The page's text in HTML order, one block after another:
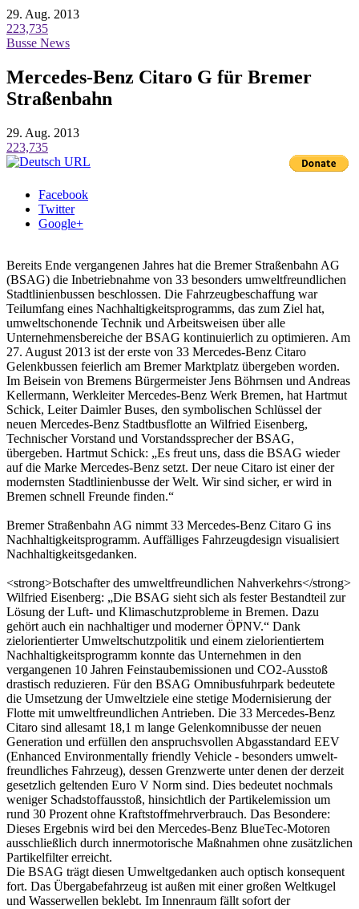
29. Aug. 2013
223,735
Busse News
Mercedes-Benz Citaro G für Bremer
Straßenbahn
29. Aug. 2013
223,735
Facebook
Twitter
Google+
Bereits Ende vergangenen Jahres hat die Bremer Straßenbahn AG
(BSAG) die Inbetriebnahme von 33 besonders umweltfreundlichen
Stadtlinienbussen beschlossen. Die Fahrzeugbeschaffung war
Teilumfang eines Nachhaltig­keitsprogramms, das zum Ziel hat,
umweltschonende Technik und Arbeits­weisen über alle
Unternehmensbereiche der BSAG kontinuierlich zu optimieren. Am
27. August 2013 ist der erste von 33 Mercedes-Benz Citaro
Gelenkbussen feierlich am Bremer Marktplatz übergeben worden.
Im Beisein von Bremens Bürgermeister Jens Böhrnsen und Andreas
Kellermann, Werk­leiter Mercedes-Benz Werk Bremen, hat Hartmut
Schick, Leiter Daimler Buses, den symbolischen Schlüssel der
neuen Mercedes-Benz Stadtbusflotte an Wilfried Eisenberg,
Technischer Vorstand und Vorstandssprecher der BSAG,
übergeben. Hartmut Schick: „Es freut uns, dass die BSAG wieder
auf die Marke Mercedes-Benz setzt. Der neue Citaro ist einer der
modernsten Stadtlinien­busse der Welt. Wir sind sicher, er wird in
Bremen schnell Freunde finden.“
Bremer Straßenbahn AG nimmt 33 Mercedes-Benz Citaro G ins
Nachhaltigkeitsprogramm. Auffälliges Fahrzeugdesign visualisiert
Nachhaltigkeitsgedanken.
<strong>Botschafter des umweltfreundlichen Nahverkehrs</strong>
Wilfried Eisenberg: „Die BSAG sieht sich als fester Bestandteil zur
Lösung der Luft- und Klimaschutzprobleme in Bremen. Dazu
gehört auch ein nachhaltiger und moderner ÖPNV.“ Dank
zielorientierter Umweltschutzpolitik und einem zielorientiertem
Nachhaltigkeitsprogramm konnte das Unternehmen in den
vergangenen 10 Jahren Feinstaubemissionen und CO2-Ausstoß
drastisch reduzieren. Für den BSAG Omnibusfuhrpark bedeutete
die Umsetzung der Umweltziele eine stetige Modernisierung der
Flotte mit umweltfreundlichen Antrieben. Die 33 Mercedes-Benz
Citaro sind allesamt 18,1 m lange Gelenk­omnibusse der neuen
Generation und erfüllen den anspruchsvollen Abgas­standard EEV
(Enhanced Environmentally friendly Vehicle - besonders umwelt­
freundliches Fahrzeug), dessen Grenzwerte unter denen der derzeit
gesetzlich geltenden Euro V Norm sind. Dies bedeutet nochmals
weniger Schadstoff­ausstoß, hinsichtlich der Partikelemission um
rund 30 Prozent ohne Kraftstoff­mehrverbrauch. Das Besondere:
Dieses Ergebnis wird bei den Mercedes-Benz BlueTec-Motoren
ausschließlich durch innermotorische Maßnahmen ohne zusätzlichen
Partikelfilter erreicht.
Die BSAG trägt diesen Umweltgedanken auch optisch konsequent
fort. Das Übergabefahrzeug ist außen mit einer großen Weltkugel
und Wasserwellen beklebt. Im Innenraum fällt sofort der